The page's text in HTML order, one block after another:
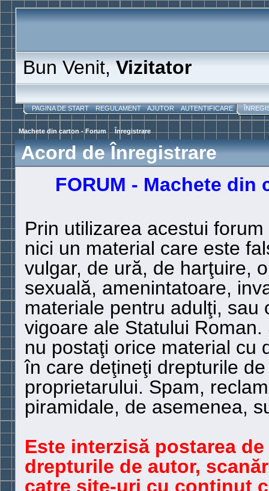
Bun Venit,Vizitator
PAGINA DE START REGULAMENT AJUTOR AUTENTIFICARE
Machete din carton - Forum> Înregistrare
Acord de Înregistrare
FORUM - Machete
Prin utilizarea acestui
nici un material care este
vulgar, de ură, de harţuire,
sexuală, amenintatoare,
materiale pentru adulţi,
vigoare ale Statului
nu postaţi orice material cu
în care deţineţi drepturile
proprietarului. Spam,
piramidale, de asemenea,
Este interzisă postarea
drepturile de autor,
catre site-uri cu conţinut